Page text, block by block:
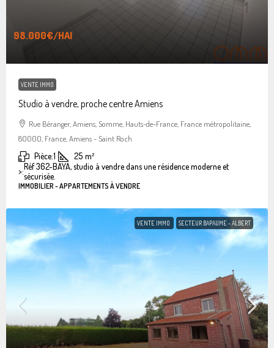
98.000€/HAI
VENTE IMMO
Studio à vendre, proche centre Amiens
Rue Béranger, Amiens, Somme, Hauts-de-France, France métropolitaine,
80000, France, Amiens - Saint Roch
Pièce:1 25 m²
>:Réf 362-BAYA, studio à vendre dans une résidence moderne et
sécurisée.
IMMOBILIER - APPARTEMENTS À VENDRE
VENTE IMMO SECTEUR BAPAUME - ALBERT